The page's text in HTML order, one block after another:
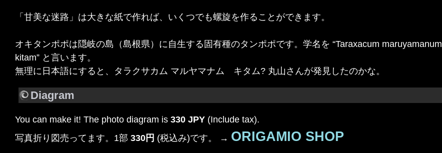
「甘美な迷路」は大きな紙で作れば、いくつでも螺旋を作ることができます。
オキタンポポは隠岐の島（島根県）に自生する固有種のタンポポです。学名を “Taraxacum maruyamanum
kitam” と言います。
無理に日本語にすると、タラクサカム マルヤマナム キタム? 丸山さんが発見したのかな。
Diagram
You can make it! The photo diagram is 330 JPY (Include tax).
写真折り図売ってます。1部 330円 (税込み)です。 → ORIGAMIO SHOP